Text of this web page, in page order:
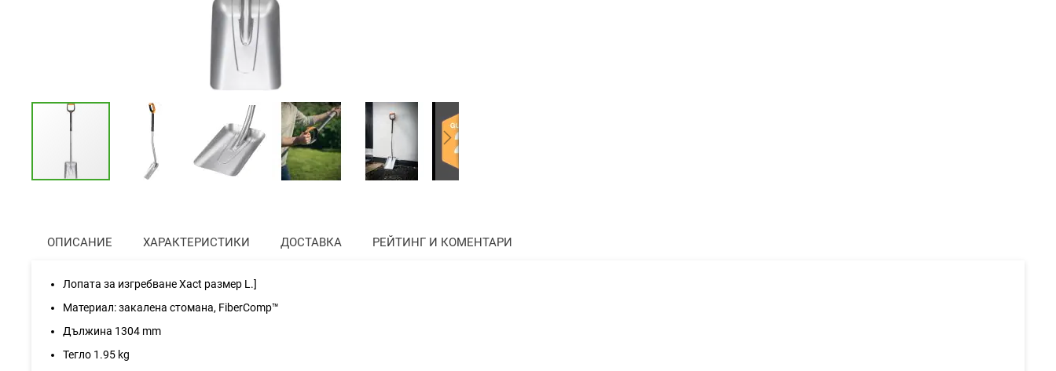
снимки
ОПИСАНИЕ
Лопата за изгребване Xact размер L.]
Материал: закалена стомана, FiberComp™
Дължина 1304 mm
Тегло 1.95 kg
ХАРАКТЕРИСТИКИ ДОСТАВКА РЕЙТИНГ И КОМЕНТАРИ